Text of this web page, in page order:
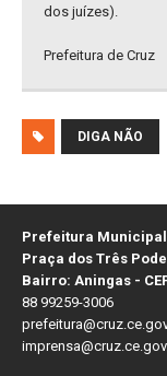
dos juízes).
Prefeitura de Cruz
DIGA NÃO
Prefeitura Municipal
Praça dos Três
Bairro: Aningas -
88 99259-3006